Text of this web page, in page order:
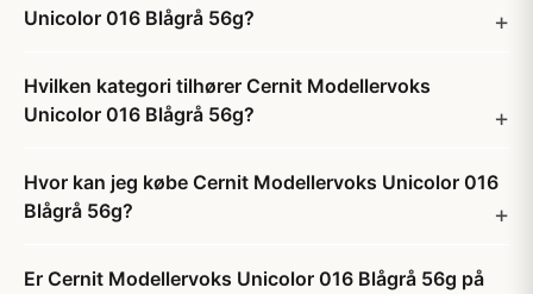
Unicolor 016 Blågrå 56g?
Hvilken kategori tilhører Cernit Modellervoks
Unicolor 016 Blågrå 56g?
Hvor kan jeg købe Cernit Modellervoks Unicolor 016
Blågrå 56g?
Er Cernit Modellervoks Unicolor 016 Blågrå 56g på